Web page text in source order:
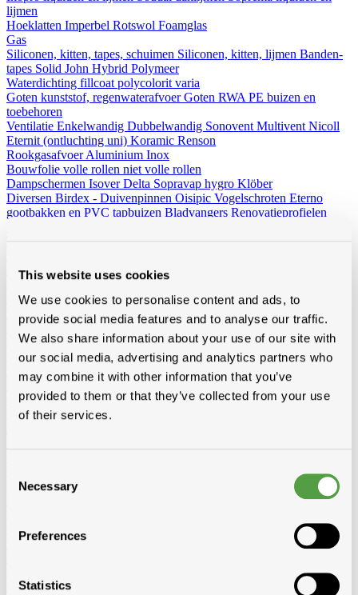
This website uses cookies
We use cookies to personalise content and ads, to
provide social media features and to analyse our traffic.
We also share information about your use of our site with
our social media, advertising and analytics partners who
may combine it with other information that you’ve
provided to them or that they’ve collected from your use
of their services.
Selection
Necessary
Preferences
Statistics
lijmen
Hoeklatten Imperbel Rotswol Foamglas
Gas
Siliconen, kitten, tapes, schuimen Siliconen, kitten, lijmen Banden-
tapes Solid John Hybrid Polymeer
Waterdichting fillcoat polycolorit varia
Goten kunststof, regenwaterafvoerGoten RWA PE buizen en
toebehoren
Ventilatie Enkelwandig Dubbelwandig Sonovent Multivent Nicoll
Eternit (ontluchting uni) Koramic Renson
RookgasafvoerAluminium Inox
Bouwfolie volle rollen niet volle rollen
Dampschermen IsoverDelta Sopravap hygro Klöber
Diversen Birdex - Duivenpinnen Oisipic Vogelschroten Eterno
gootbakken en PVC tapbuizen Bladvangers Renovatieprofielen
TegeldragersMitronsAeros
Zoldertrappen
Bevestiging
NagelsIjzerKoperInoxGalvanisePaslode nagels
Panhaken
koper
Pinhakeninoxkoper
Hanghakeninoxkoper
SchroevenSpaanplaat-spenglerschroef Snelbouwschroef
Zelfborend Tirefonds en toebehoren
Kleurkapje
Mechanische bevestiging (vijs&plaatje)Alu staaf, moer, rondel
vijs torx, gevelplaatschroefRectifix-FlenskopschroefBorgh en
varianteSpaxFischer en variante
DistripaintsFribel
GalicoLaseto Paslode
Prof
Werfuitrusting
Ladders en werkbruggen
Ladders 3-
Accessoires voor
ladders